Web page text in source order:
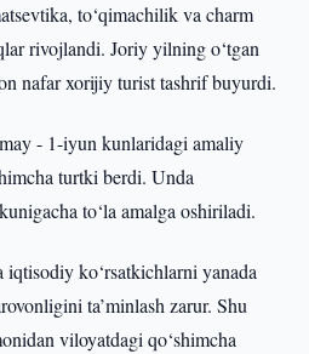
to‘qimachilik va charm
rivojlandi. Joriy yilning o‘tgan
nafar xorijiy turist tashrif buyurdi.
- 1-iyun kunlaridagi amaliy
turtki berdi. Unda
to‘la amalga oshiriladi.
ko‘rsatkichlarni yanada
ta’minlash zarur. Shu
viloyatdagi qo‘shimcha